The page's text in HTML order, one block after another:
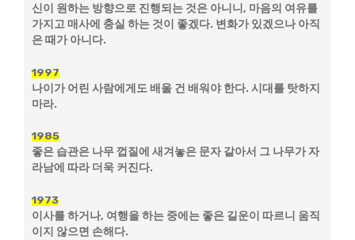
신이 원하는 방향으로 진행되는 것은 아니니, 마음의 여유를
가지고 매사에 충실 하는 것이 좋겠다. 변화가 있겠으나 아직
은 때가 아니다.
1997
나이가 어린 사람에게도 배울 건 배워야 한다. 시대를 탓하지
마라.
1985
좋은 습관은 나무 껍질에 새겨놓은 문자 같아서 그 나무가 자
라남에 따라 더욱 커진다.
1973
이사를 하거나, 여행을 하는 중에는 좋은 길운이 따르니 움직
이지 않으면 손해다.